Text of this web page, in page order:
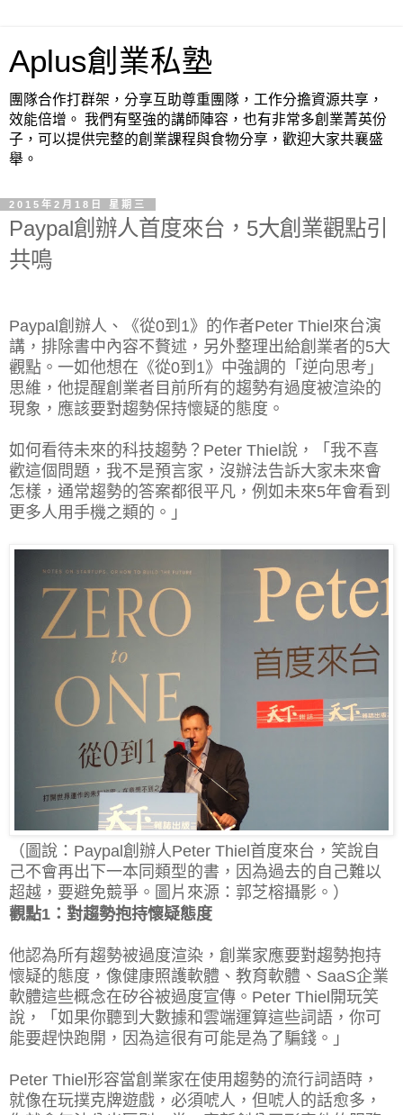
Aplus創業私塾
團隊合作打群架，分享互助尊重團隊，工作分擔資源共享，
效能倍增。 我們有堅強的講師陣容，也有非常多創業菁英份
子，可以提供完整的創業課程與食物分享，歡迎大家共襄盛
舉。
2015年2月18日 星期三
Paypal創辦人首度來台，5大創業觀點引
共鳴
Paypal創辦人、《從0到1》的作者Peter Thiel來台演
講，排除書中內容不贅述，另外整理出給創業者的5大
觀點。一如他想在《從0到1》中強調的「逆向思考」
思維，他提醒創業者目前所有的趨勢有過度被渲染的
現象，應該要對趨勢保持懷疑的態度。
如何看待未來的科技趨勢？Peter Thiel說，「我不喜
歡這個問題，我不是預言家，沒辦法告訴大家未來會
怎樣，通常趨勢的答案都很平凡，例如未來5年會看到
更多人用手機之類的。」
（圖說：Paypal創辦人Peter Thiel首度來台，笑說自
己不會再出下一本同類型的書，因為過去的自己難以
超越，要避免競爭。圖片來源：郭芝榕攝影。）
觀點1：對趨勢抱持懷疑態度
他認為所有趨勢被過度渲染，創業家應要對趨勢抱持
懷疑的態度，像健康照護軟體、教育軟體、SaaS企業
軟體這些概念在矽谷被過度宣傳。Peter Thiel開玩笑
說，「如果你聽到大數據和雲端運算這些詞語，你可
能要趕快跑開，因為這很有可能是為了騙錢。」
Peter Thiel形容當創業家在使用趨勢的流行詞語時，
就像在玩撲克牌遊戲，必須唬人，但唬人的話愈多，